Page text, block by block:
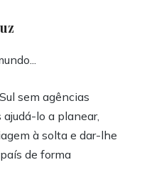
sem agências
lo a planear,
à solta e dar-lhe
de forma